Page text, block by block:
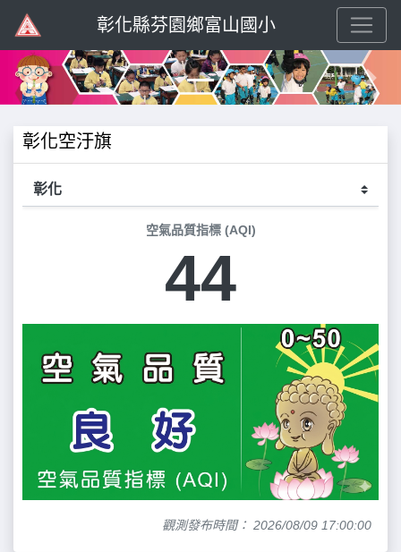
彰化縣芬園鄉富山國小
Previous Next
彰化空汙旗
空氣品質指標 (AQI)
44
觀測發布時間： 2026/08/09 17:00:00